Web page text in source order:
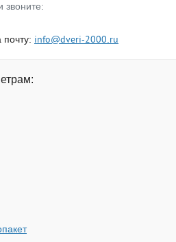
звоните:
info@dveri-2000.ru